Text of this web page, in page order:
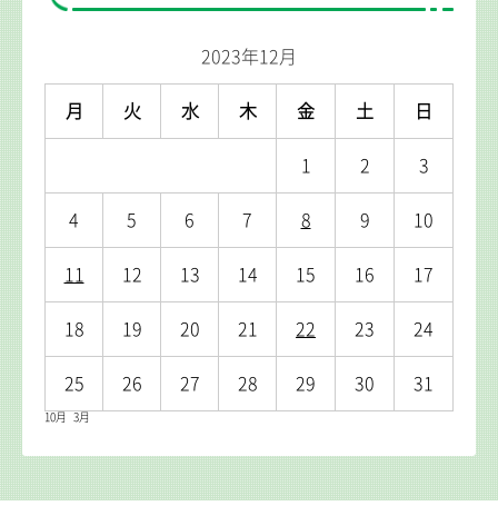
2023年12月
月 火 水 木 金 土 日
1 2 3
4 5 6 7 8 9 10
11 12 13 14 15 16 17
18 19 20 21 22 23 24
25 26 27 28 29 30 31
10月 3月